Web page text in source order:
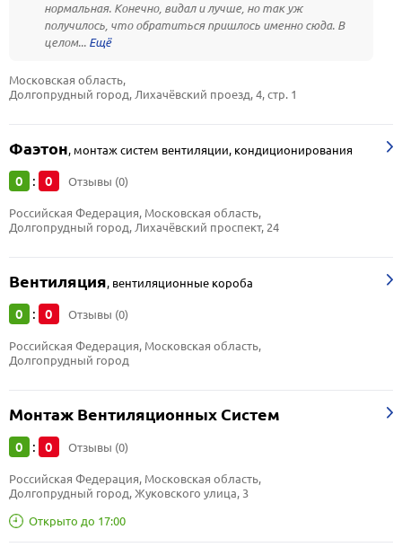
нормальная. Конечно, видал и лучше, но так уж
получилось, что обратиться пришлось именно сюда. В
целом...
Московская область,
Долгопрудный город, Лихачёвский проезд, 4, стр. 1
Фаэтон, монтаж систем вентиляции, кондиционирования
0 : 0 Отзывы (0)
Российская Федерация, Московская область,
Долгопрудный город, Лихачёвский проспект, 24
Вентиляция, вентиляционные короба
0 : 0 Отзывы (0)
Российская Федерация, Московская область,
Долгопрудный город
Монтаж Вентиляционных Систем
0 : 0 Отзывы (0)
Открыто до 17:00
Российская Федерация, Московская область,
Долгопрудный город, Жуковского улица, 3